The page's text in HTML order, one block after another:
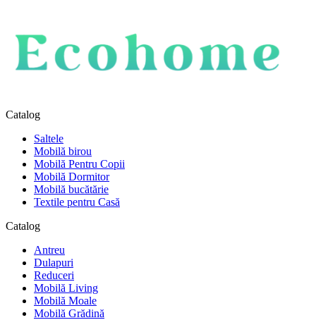
Catalog
Saltele
Mobilă birou
Mobilă Pentru Copii
Mobilă Dormitor
Mobilă bucătărie
Textile pentru Casă
Catalog
Antreu
Dulapuri
Reduceri
Mobilă Living
Mobilă Moale
Mobilă Grădină